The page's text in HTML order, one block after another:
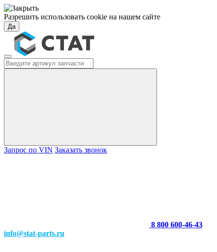
Разрешить использовать cookie на нашем сайте
Да
Запрос по VIN Заказать звонок
8 800 600-46-43
info@stat-parts.ru